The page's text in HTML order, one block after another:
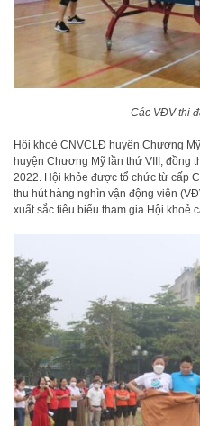
Các VĐV thi
Hội khoẻ CNVCLĐ huyện Chương
huyện Chương Mỹ lần thứ VIII; đồng
2022. Hội khỏe được tổ chức từ cấp
thu hút hàng nghìn vận động viên
xuất sắc tiêu biểu tham gia Hội khoẻ